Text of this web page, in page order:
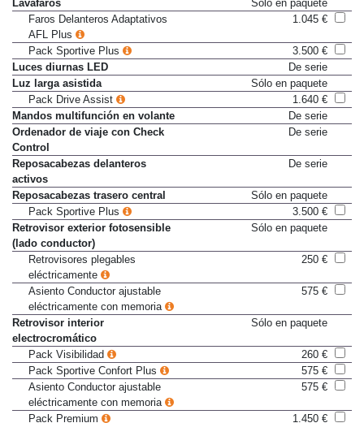
Lavafaros
Sólo en paquete
Faros Delanteros Adaptativos
AFL Plus
Pack Sportive Plus
3.500 €
Luces diurnas LED
De serie
Luz larga asistida
Sólo en paquete
Pack Drive Assist
1.640 €
Mandos multifunción en volante
De serie
Ordenador de viaje con Check
Control
Reposacabezas delanteros
activos
Reposacabezas trasero central
Sólo en paquete
Pack Sportive Plus
3.500 €
Retrovisor exterior fotosensible
(lado conductor)
Retrovisores plegables
eléctricamente
Asiento Conductor ajustable
eléctricamente con memoria
Retrovisor interior
electrocromático
Pack Visibilidad
260 €
Pack Sportive Confort Plus
575 €
Asiento Conductor ajustable
eléctricamente con memoria